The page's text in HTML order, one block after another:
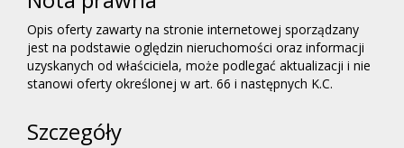
Opis oferty zawarty na stronie internetowej sporządzany
jest na podstawie oględzin nieruchomości oraz informacji
uzyskanych od właściciela, może podlegać aktualizacji i nie
stanowi oferty określonej w art. 66 i następnych K.C.
Szczegóły